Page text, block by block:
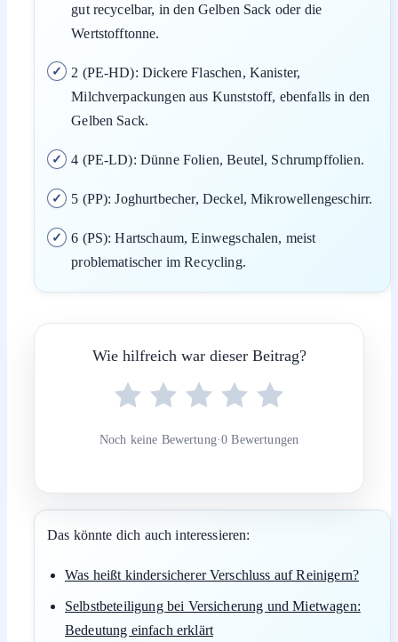
gut recycelbar, in den Gelben Sack oder die
Wertstofftonne.
2 (PE-HD): Dickere Flaschen, Kanister,
Milchverpackungen aus Kunststoff, ebenfalls in den
Gelben Sack.
4 (PE-LD): Dünne Folien, Beutel, Schrumpffolien.
5 (PP): Joghurtbecher, Deckel, Mikrowellengeschirr.
6 (PS): Hartschaum, Einwegschalen, meist
problematischer im Recycling.
Wie hilfreich war dieser Beitrag?
Noch keine Bewertung·0 Bewertungen
Das könnte dich auch interessieren:
Was heißt kindersicherer Verschluss auf Reinigern?
Selbstbeteiligung bei Versicherung und Mietwagen:
Bedeutung einfach erklärt